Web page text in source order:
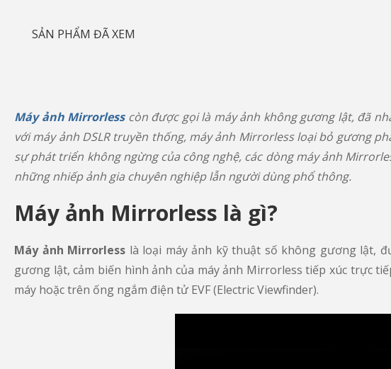
SẢN PHẨM ĐÃ XEM
Máy ảnh Mirrorlesscòn được gọi là máy ảnh không gương lật, đã
với máy ảnh DSLR truyền thống, máy ảnh Mirrorless loại bỏ gương
sự phát triển không ngừng của công nghệ, các dòng máy ảnh
những nhiếp ảnh gia chuyên nghiệp lẫn người dùng phổ thông.
Máy ảnh Mirrorless là gì?
Máy ảnh Mirrorless là loại máy ảnh kỹ thuật số không gương lật,
gương lật, cảm biến hình ảnh của máy ảnh Mirrorless tiếp xúc trực
máy hoặc trên ống ngắm điện tử EVF (Electric Viewfinder).